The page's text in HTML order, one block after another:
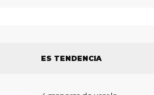
ES TENDENCIA